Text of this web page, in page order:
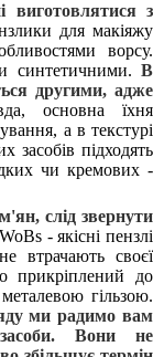
виготовлятися з
для макіяжу
ворсу.
синтетичними. В
другими, адже
основна їхня
а в текстурі
засобів підходять
чи кремових -
слід звернути
- якісні пензлі
втрачають своєї
прикріплений до
гільзою.
ми радимо вам
засоби. Вони не